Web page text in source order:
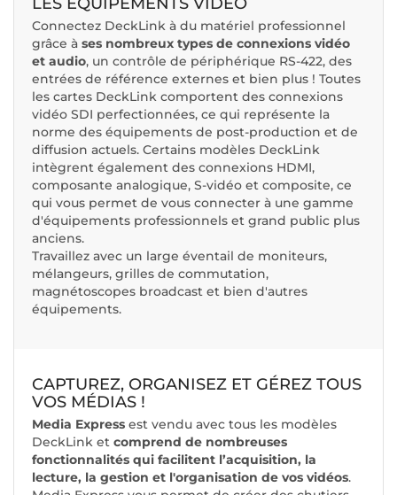
Connectez DeckLink à du matériel professionnel
grâce à ses nombreux types de connexions vidéo
et audio, un contrôle de périphérique RS-422, des
entrées de référence externes et bien plus ! Toutes
les cartes DeckLink comportent des connexions
vidéo SDI perfectionnées, ce qui représente la
norme des équipements de post-production et de
diffusion actuels. Certains modèles DeckLink
intègrent également des connexions HDMI,
composante analogique, S-vidéo et composite, ce
qui vous permet de vous connecter à une gamme
d'équipements professionnels et grand public plus
anciens.
Travaillez avec un large éventail de moniteurs,
mélangeurs, grilles de commutation,
magnétoscopes broadcast et bien d'autres
équipements.
CAPTUREZ, ORGANISEZ ET GÉREZ TOUS
VOS MÉDIAS !
Media Express est vendu avec tous les modèles
DeckLink et comprend de nombreuses
fonctionnalités qui facilitent l’acquisition, la
lecture, la gestion et l'organisation de vos vidéos.